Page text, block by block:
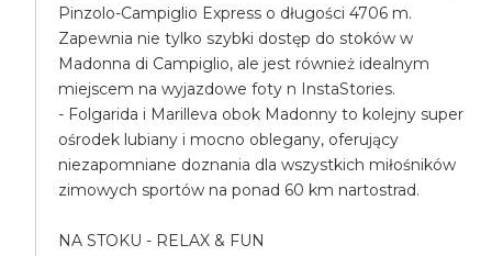
Pinzolo-Campiglio Express o długości 4706 m.
Zapewnia nie tylko szybki dostęp do stoków w
Madonna di Campiglio, ale jest również idealnym
miejscem na wyjazdowe foty n InstaStories.
- Folgarida i Marilleva obok Madonny to kolejny super
ośrodek lubiany i mocno oblegany, oferujący
niezapomniane doznania dla wszystkich miłośników
zimowych sportów na ponad 60 km nartostrad.
NA STOKU - RELAX & FUN